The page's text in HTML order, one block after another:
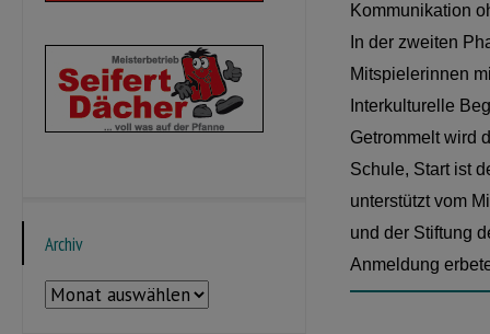
Kommunikation
In der zweiten
Mitspielerinnen
Interkulturelle
Getrommelt wird
Schule, Start ist
unterstützt vom
und der Stiftung
Anmeldung
Archiv
Archiv